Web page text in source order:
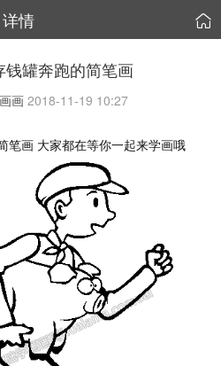
详情 
罐奔跑的简笔画
画 2018-11-19 10:27
笔画 大家都在等你一起来学画哦